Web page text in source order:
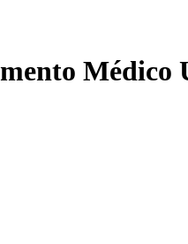
Médico